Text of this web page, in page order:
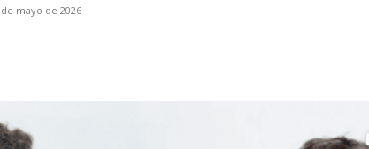
mayo de 2026